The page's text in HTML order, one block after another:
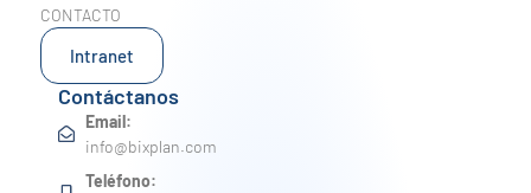
CONTACTO
Intranet
Contáctanos
Email:
info@bixplan.com
Teléfono: